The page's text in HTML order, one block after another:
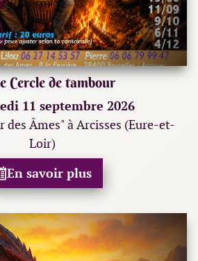
Cercle de tambour
11 septembre 2026
des Âmes" à Arcisses (Eure-et-
Loir)
En savoir plus